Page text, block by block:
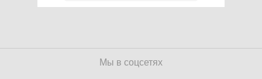
Мы в соцсетях